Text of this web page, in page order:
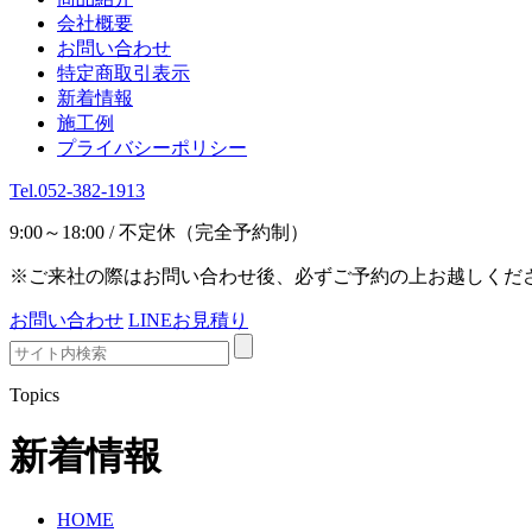
会社概要
お問い合わせ
特定商取引表示
新着情報
施工例
プライバシーポリシー
Tel.052-382-1913
9:00～18:00 / 不定休（完全予約制）
※ご来社の際はお問い合わせ後、必ずご予約の上お越しくだ
お問い合わせ LINEお見積り
Topics
新着情報
HOME